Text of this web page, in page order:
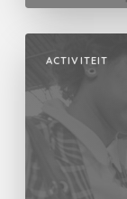
ACTIVITEIT